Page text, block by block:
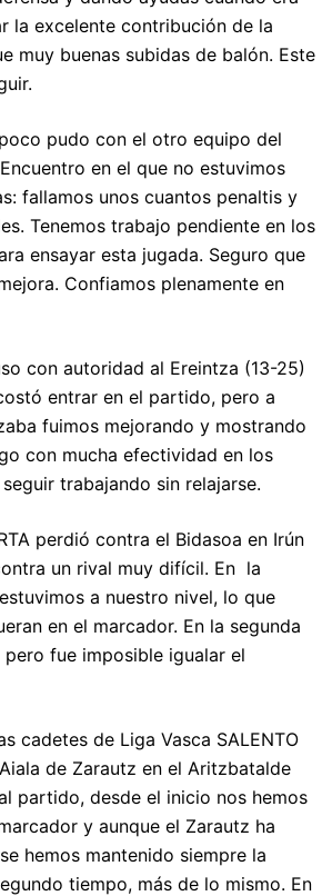
la excelente contribución de la
muy buenas subidas de balón. Este
pudo con el otro equipo del
en el que no estuvimos
fallamos unos cuantos penaltis y
Tenemos trabajo pendiente en los
ensayar esta jugada. Seguro que
Confiamos plenamente en
con autoridad al Ereintza (13-25)
entrar en el partido, pero a
fuimos mejorando y mostrando
con mucha efectividad en los
trabajando sin relajarse.
perdió contra el Bidasoa en Irún
un rival muy difícil. En la
a nuestro nivel, lo que
en el marcador. En la segunda
fue imposible igualar el
cadetes de Liga Vasca SALENTO
de Zarautz en el Aritzbatalde
partido, desde el inicio nos hemos
y aunque el Zarautz ha
hemos mantenido siempre la
tiempo, más de lo mismo. En